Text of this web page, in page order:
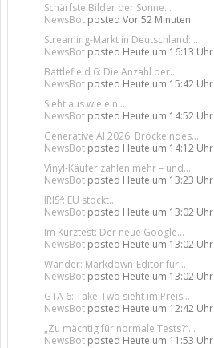
Schärfste Bilder der Sonne...
NewsBot posted Vor 52 Minuten
Streaming-Markt in Deutschland:...
NewsBot posted Heute um 16:13 Uhr
Battlefield 6: Die Anzahl der...
NewsBot posted Heute um 15:42 Uhr
Sieht aus wie ein...
NewsBot posted Heute um 14:52 Uhr
Generative AI 2026: Bröckelndes...
NewsBot posted Heute um 14:12 Uhr
Vinyl-Käufer zahlen mehr – und...
NewsBot posted Heute um 13:23 Uhr
IRIS²: EU stockt...
NewsBot posted Heute um 13:02 Uhr
Im Kurztest: Der neue Google...
NewsBot posted Heute um 13:02 Uhr
Wander: Markdown-Editor für...
NewsBot posted Heute um 13:02 Uhr
GTA 6: Take-Two sieht im Preis...
NewsBot posted Heute um 12:42 Uhr
„Zu mächtig für normale Tests?“...
NewsBot posted Heute um 11:53 Uhr